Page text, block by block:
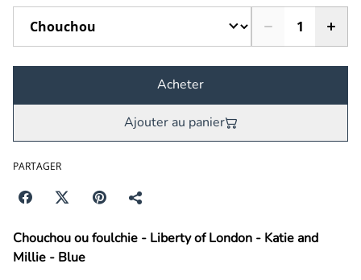
Acheter
Ajouter au panier
PARTAGER
Chouchou ou foulchie - Liberty of London - Katie and
Millie - Blue